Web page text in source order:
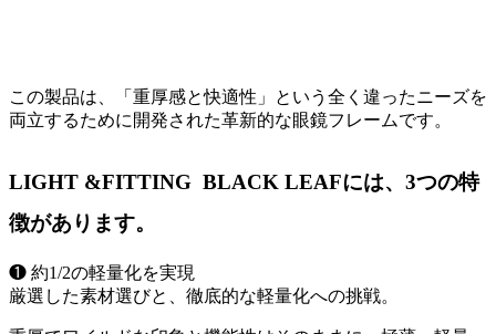
この製品は、「重厚感と快適性」という全く違ったニーズを
両立するために開発された革新的な眼鏡フレームです。
LIGHT &FITTING BLACK LEAFには、3つの特
徴があります。
❶ 約1/2の軽量化を実現
厳選した素材選びと、徹底的な軽量化への挑戦。